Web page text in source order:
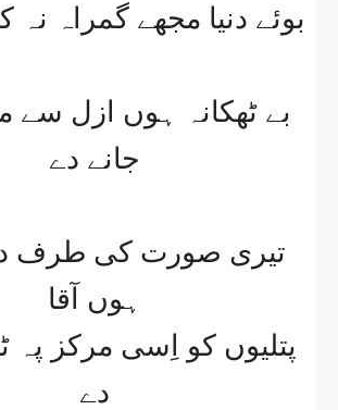
بوئے دنیا مجھے گمراہ نہ
بے ٹھکانہ ہوں ازل سے
جانے دے
تیری صورت کی طرف
ہوں آقا
پتلیوں کو اِسی مرکز پہ
دے